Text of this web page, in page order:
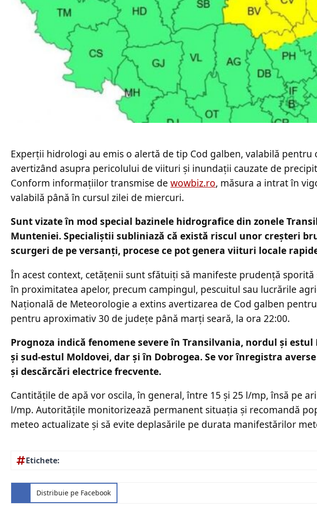
Experții hidrologi au emis o alertă de tip Cod galben, valabilă pentru
avertizând asupra pericolului de viituri și inundații cauzate de
Conform informațiilor transmise de wowbiz.ro, măsura a intrat în
valabilă până în cursul zilei de miercuri.
Sunt vizate în mod special bazinele hidrografice din zonele
Munteniei. Specialiștii subliniază că există riscul unor creșteri
scurgeri de pe versanți, procese ce pot genera viituri locale
În acest context, cetățenii sunt sfătuiți să manifeste prudență
în proximitatea apelor, precum campingul, pescuitul sau lucrările
Națională de Meteorologie a extins avertizarea de Cod galben
pentru aproximativ 30 de județe până marți seară, la ora 22:00.
Prognoza indică fenomene severe în Transilvania, nordul și
și sud-estul Moldovei, dar și în Dobrogea. Se vor înregistra
și descărcări electrice frecvente.
Cantitățile de apă vor oscila, în general, între 15 și 25 l/mp, însă pe
l/mp. Autoritățile monitorizează permanent situația și recomandă
meteo actualizate și să evite deplasările pe durata manifestărilor
Etichete:
Distribuie pe Facebook